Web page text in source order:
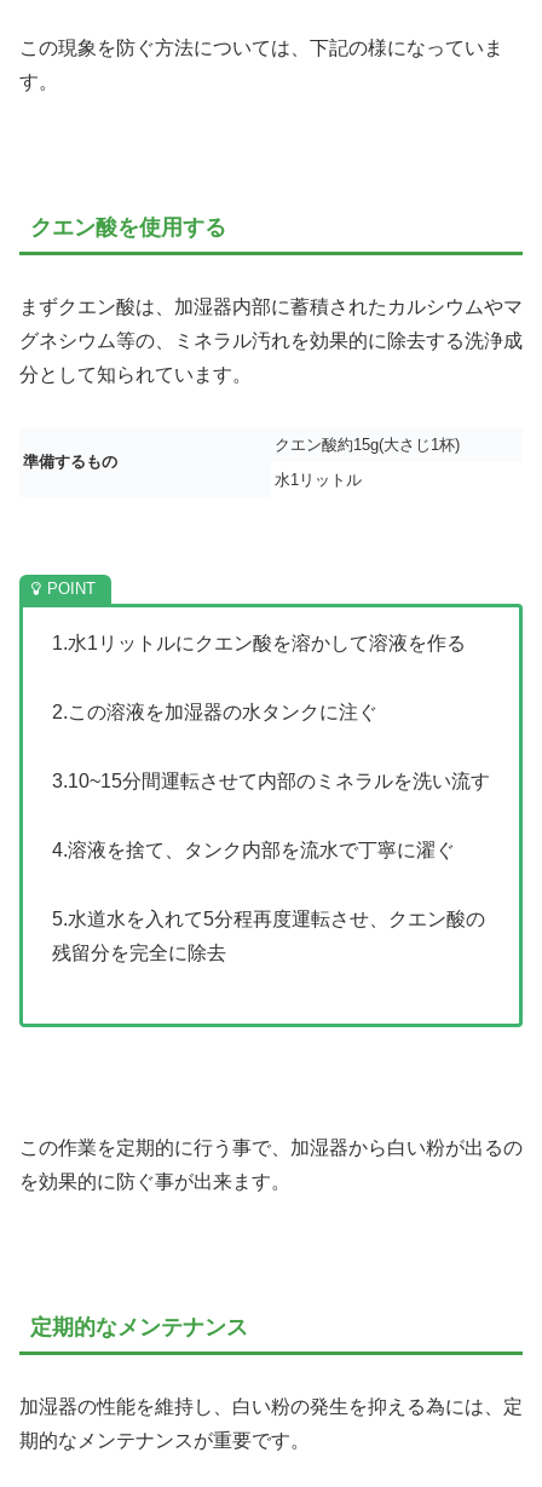
この現象を防ぐ方法については、下記の様になっていま
す。
クエン酸を使用する
まずクエン酸は、加湿器内部に蓄積されたカルシウムやマ
グネシウム等の、ミネラル汚れを効果的に除去する洗浄成
分として知られています。
準備するもの
クエン酸約15g(大さじ1杯)
水1リットル
1.水1リットルにクエン酸を溶かして溶液を作る
2.この溶液を加湿器の水タンクに注ぐ
3.10~15分間運転させて内部のミネラルを洗い流す
4.溶液を捨て、タンク内部を流水で丁寧に濯ぐ
5.水道水を入れて5分程再度運転させ、クエン酸の
残留分を完全に除去
この作業を定期的に行う事で、加湿器から白い粉が出るの
を効果的に防ぐ事が出来ます。
定期的なメンテナンス
加湿器の性能を維持し、白い粉の発生を抑える為には、定
期的なメンテナンスが重要です。